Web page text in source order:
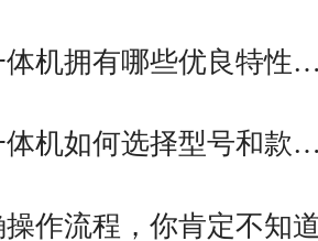
体机拥有哪些优良特性
体机如何选择型号和款
操作流程，你肯定不知